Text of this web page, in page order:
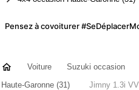
Pensez à covoiturer
Voiture Suzuki occasion
Haute-Garonne (31)
Jimny 1.3i